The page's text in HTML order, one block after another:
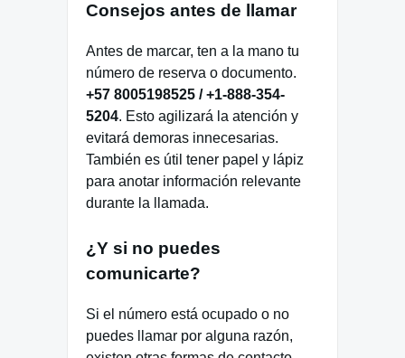
Consejos antes de llamar
Antes de marcar, ten a la mano tu
número de reserva o documento.
+57 8005198525 / +1-888-354-
5204. Esto agilizará la atención y
evitará demoras innecesarias.
También es útil tener papel y lápiz
para anotar información relevante
durante la llamada.
¿Y si no puedes
comunicarte?
Si el número está ocupado o no
puedes llamar por alguna razón,